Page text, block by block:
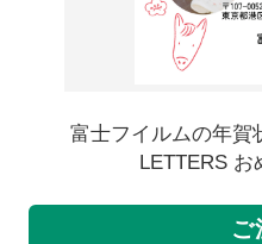
富士フイルムの年賀
LETTERS お
ご